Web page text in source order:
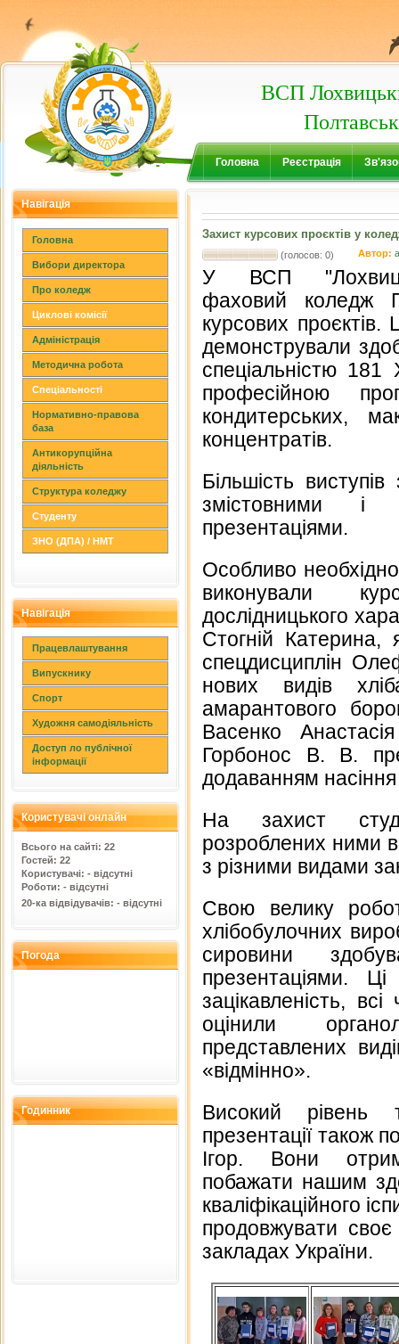
ВСП
Головна Реєстрація
Навігація
Головна
Вибори директора
Про коледж
Циклові комісії
Адміністрація
Методична робота
Спеціальності
Нормативно-правова
база
Антикорупційна
діяльність
Структура коледжу
Студенту
ЗНО (ДПА) / НМТ
Навігація
Працевлаштування
Випускнику
Спорт
Художня самодіяльність
Доступ ло публічної
інформації
Користувачі онлайн
Всього на сайті: 22
Гостей: 22
Користувачі: - відсутні
Роботи: - відсутні
20-ка відвідувачів: - відсутні
Погода
Годинник
Захист курсових проєктів у
(голосов: 0) Автор:
У ВСП
фаховий коледж
курсових проєктів.
демонстрували
спеціальністю 181
професійною
кондитерських,
концентратів.
Більшість
змістовними і
презентаціями.
Особливо необхідно
виконували
дослідницького
Стогній Катерина,
спецдисциплін
нових видів
амарантового
Васенко
Горбонос В. В.
додаванням
На захист
розроблених ними
з різними видами
Свою велику
хлібобулочних
сировини
презентаціями.
зацікавленість,
оцінили
представлених
«відмінно».
Високий рівень
презентації також
Ігор. Вони
побажати нашим
кваліфікаційного
продовжувати
закладах України.